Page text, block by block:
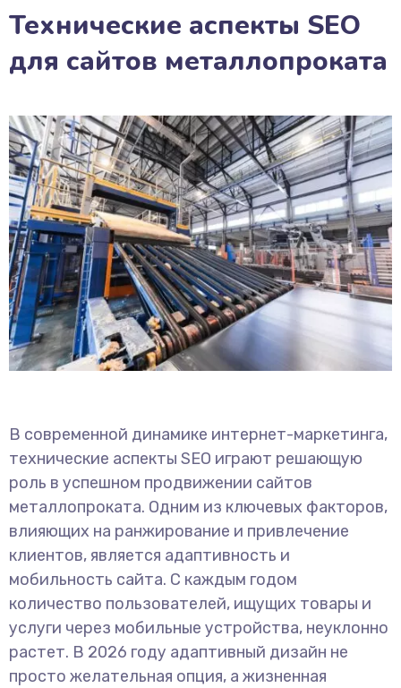
Технические аспекты SEO
для сайтов металлопроката
В современной динамике интернет-маркетинга,
технические аспекты SEO играют решающую
роль в успешном продвижении сайтов
металлопроката. Одним из ключевых факторов,
влияющих на ранжирование и привлечение
клиентов, является адаптивность и
мобильность сайта. С каждым годом
количество пользователей, ищущих товары и
услуги через мобильные устройства, неуклонно
растет. В 2026 году адаптивный дизайн не
просто желательная опция, а жизненная